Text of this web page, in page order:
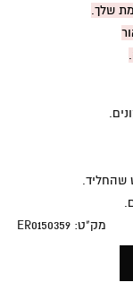
שלך.
שהחליד.
מק"ט: ER0150359